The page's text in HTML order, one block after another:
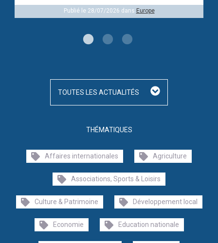
Publié le 28/07/2026 dans Europe
THÉMATIQUES
Affaires internationales Agriculture
Associations, Sports & Loisirs
Culture & Patrimoine Développement local
Economie Education nationale
TOUTES LES ACTUALITÉS